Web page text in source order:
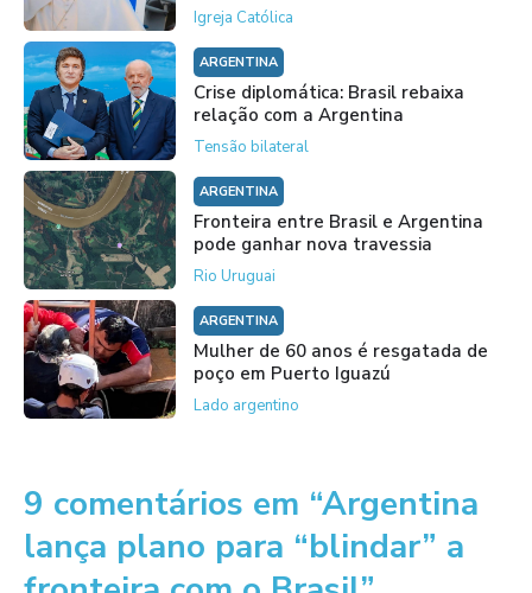
Igreja Católica
ARGENTINA
Crise diplomática: Brasil rebaixa
relação com a Argentina
Tensão bilateral
ARGENTINA
Fronteira entre Brasil e Argentina
pode ganhar nova travessia
Rio Uruguai
ARGENTINA
Mulher de 60 anos é resgatada de
poço em Puerto Iguazú
Lado argentino
9 comentários em “Argentina
lança plano para “blindar” a